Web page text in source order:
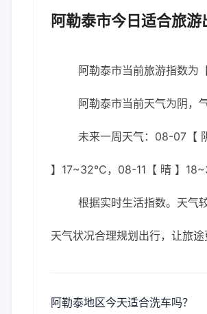
阿勒泰市今日适合旅
阿勒泰市当前旅游指数为
阿勒泰市当前天气为阴，
未来一周天气：08-07
】17~32℃，08-11【 晴 】
根据实时生活指数。天气
天气状况合理规划出行，让旅途
阿勒泰地区今天适合洗车吗？